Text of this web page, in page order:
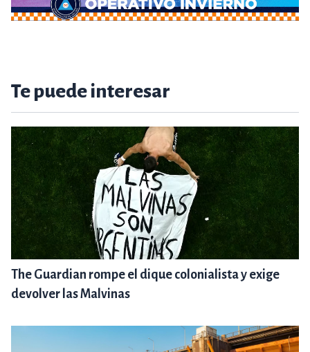
Te puede interesar
The Guardian rompe el dique colonialista y exige
devolver las Malvinas